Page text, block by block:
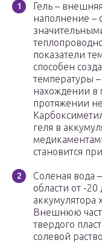
Гель –
наполнение –
показатели
способен
температуры
нахождении в
протяжении
геля в
становится
Соленая вода
области от -20
аккумулятора
Внешнюю
твердого
солевой